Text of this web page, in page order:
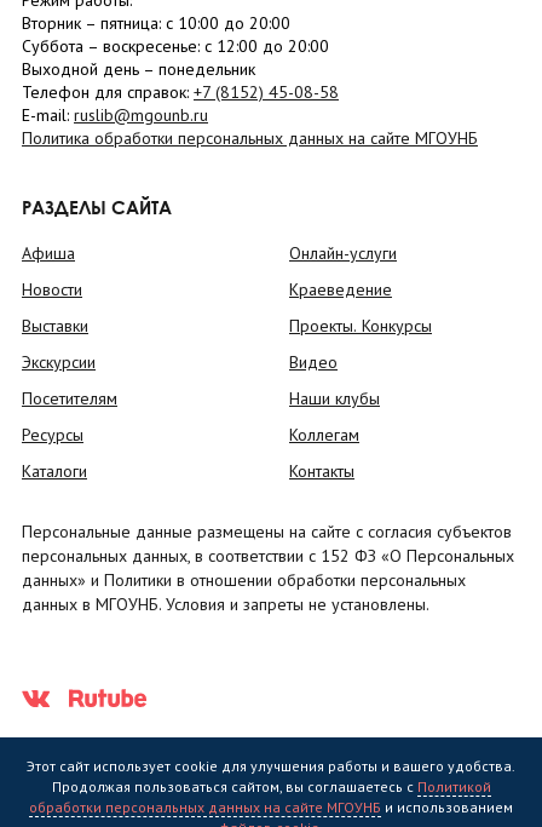
Вторник – пятница: с 10:00 до 20:00
Суббота – воскресенье: c 12:00 до 20:00
Выходной день – понедельник
Телефон для справок: +7 (8152) 45-08-58
E-mail: ruslib@mgounb.ru
Политика обработки персональных данных на сайте МГОУНБ
РАЗДЕЛЫ САЙТА
Афиша
Новости
Выставки
Экскурсии
Посетителям
Ресурсы
Каталоги
Онлайн-услуги
Краеведение
Проекты. Конкурсы
Видео
Наши клубы
Коллегам
Контакты
Персональные данные размещены на сайте с согласия субъектов
персональных данных, в соответствии с 152 ФЗ «О Персональных
данных» и Политики в отношении обработки персональных
данных в МГОУНБ. Условия и запреты не установлены.
Этот сайт использует cookie для улучшения работы и вашего удобства.
Продолжая пользоваться сайтом, вы соглашаетесь с Политикой
обработки персональных данных на сайте МГОУНБ и использованием